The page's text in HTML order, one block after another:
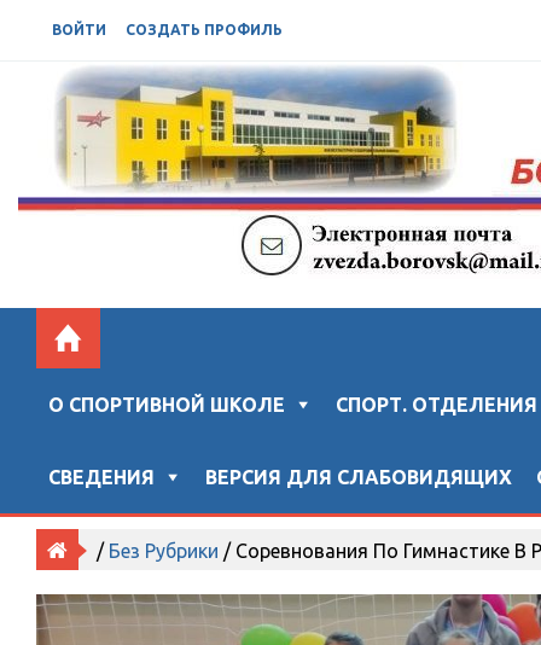
ВОЙТИ СОЗДАТЬ ПРОФИЛЬ
БОРОВСКАЯ СШ "ЗВЕЗДА"
Официальный сайт "Боровской спортивной школы
О СПОРТИВНОЙ ШКОЛЕ СПОРТ. ОТДЕЛЕНИЯ
СВЕДЕНИЯ ВЕРСИЯ ДЛЯ СЛАБОВИДЯЩИХ
/ Без Рубрики / Соревнования По Гимнастике